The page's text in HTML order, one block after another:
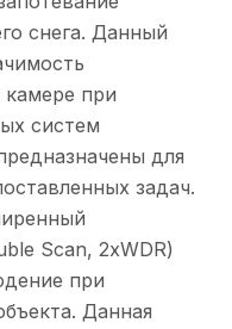
снега. Данный
камере при
систем
для
задач.
Scan, 2xWDR)
при
Данная